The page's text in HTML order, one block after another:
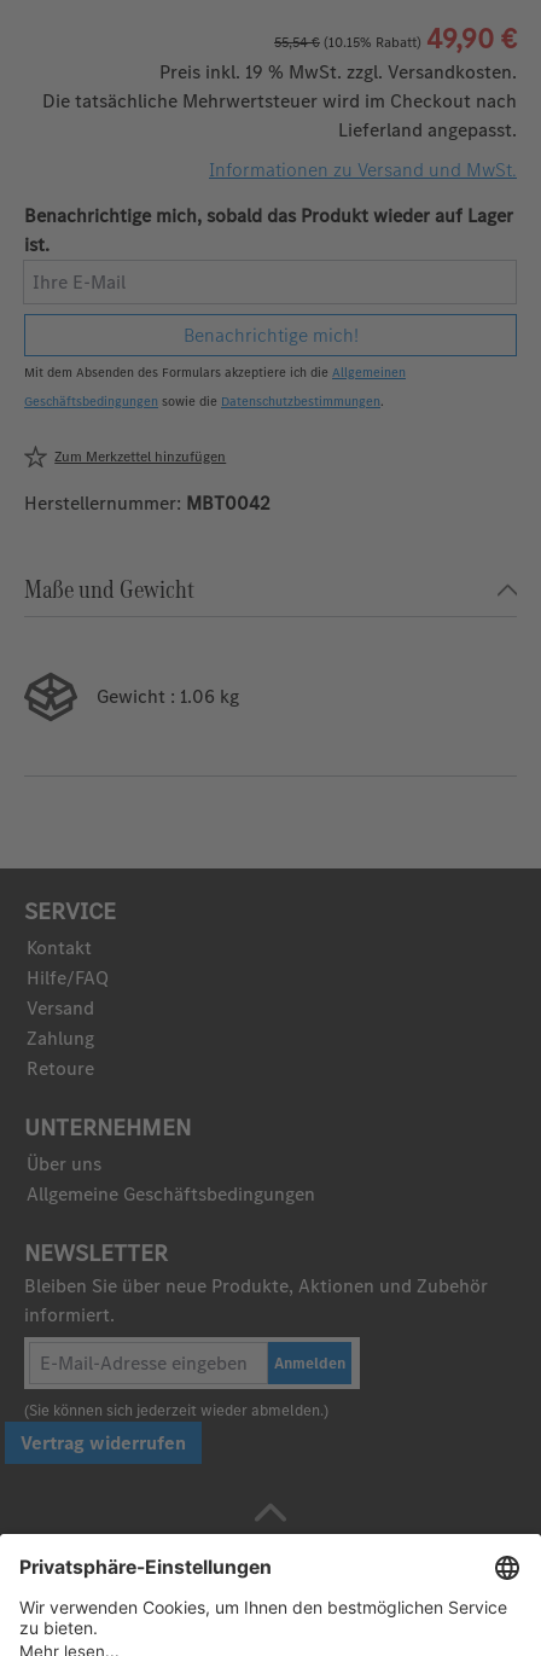
55,54 €(10.15% Rabatt) 49,90 €
Preis inkl. 19 % MwSt. zzgl. Versandkosten.
Die tatsächliche Mehrwertsteuer wird im Checkout nach
Lieferland angepasst.
Informationen zu Versand und MwSt.
Benachrichtige mich, sobald das Produkt wieder auf Lager
ist.
Ihre E-Mail
Benachrichtige mich!
Mit dem Absenden des Formulars akzeptiere ich die Allgemeinen
Geschäftsbedingungen sowie die Datenschutzbestimmungen.
Zum Merkzettel hinzufügen
Herstellernummer: MBT0042
Maße und Gewicht
Gewicht : 1.06 kg
SERVICE
Kontakt
Hilfe/FAQ
Versand
Zahlung
Retoure
UNTERNEHMEN
Über uns
Allgemeine Geschäftsbedingungen
NEWSLETTER
Bleiben Sie über neue Produkte, Aktionen und Zubehör
informiert.
Anmelden
(Sie können sich jederzeit wieder abmelden.)
Vertrag widerrufen
Sicher bezahlen mit